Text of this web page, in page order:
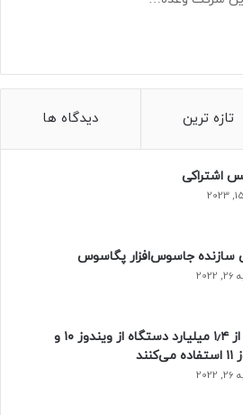
تازه ترین دیدگاه ها
اشتراکی
جاسوس‌افزار پگاسوس
بیش از ۱٫۴ میلیارد دستگاه از ویندوز ۱۰ و